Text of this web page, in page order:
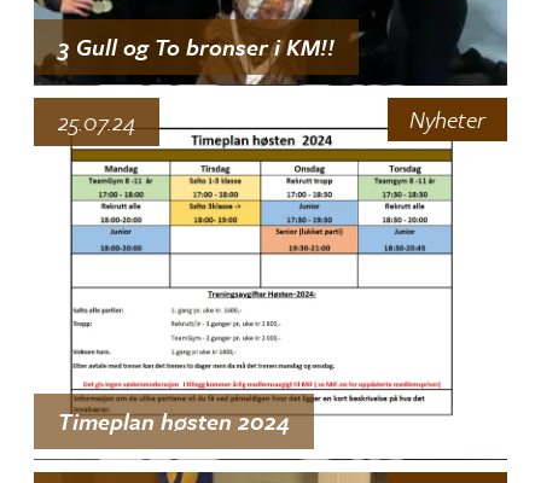
Stolte Rekrutter i helgens KM i Sarpsborg
3 Gull og To bronser i KM!!
Nyheter
Timeplan høsten 2024
25.07.24